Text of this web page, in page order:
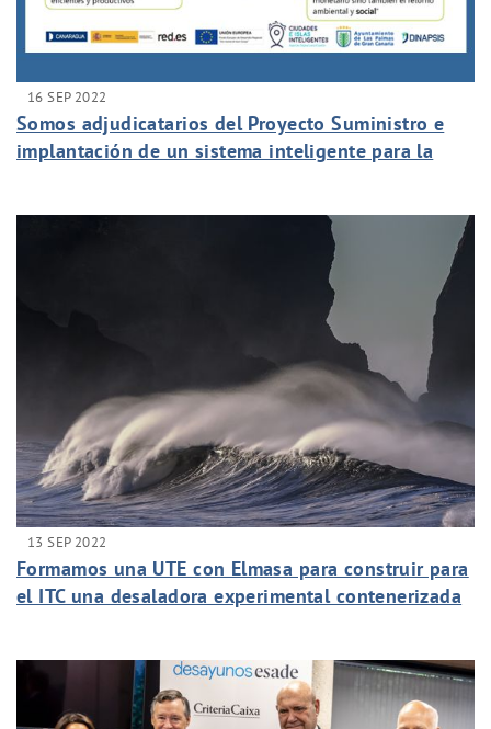
16 SEP 2022
Somos adjudicatarios del Proyecto Suministro e
implantación de un sistema inteligente para la
13 SEP 2022
Formamos una UTE con Elmasa para construir para
el ITC una desaladora experimental contenerizada